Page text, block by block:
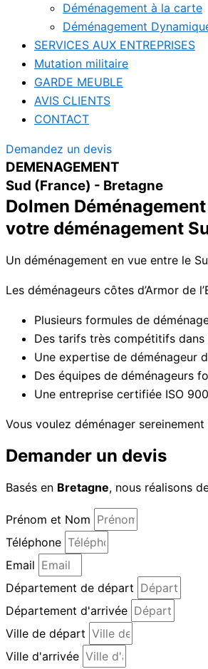
Déménagement à la carte
Déménagement
SERVICES AUX ENTREPRISES
Mutation militaire
GARDE MEUBLE
AVIS CLIENTS
CONTACT
Demandez un devis
DEMENAGEMENT
Sud (France) - Bretagne
Dolmen
votre déménagement
Un déménagement en vue entre le
Les déménageurs côtes d’Armor de
Plusieurs formules de
Des tarifs très compétitifs dans
Une expertise de déménageur
Des équipes de déménageurs
Une entreprise certifiée ISO
Vous voulez déménager
Demander un devis
Basés en Bretagne, nous réalisons
Prénom et Nom
Téléphone
Email
Département de départ
Département d'arrivée
Ville de départ
Ville d'arrivée